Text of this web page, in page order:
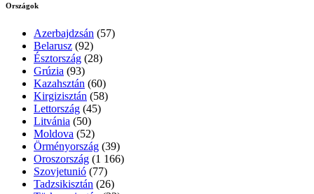
Országok
Azerbajdzsán (57)
Belarusz (92)
Észtország (28)
Grúzia (93)
Kazahsztán (60)
Kirgizisztán (58)
Lettország (45)
Litvánia (50)
Moldova (52)
Örményország (39)
Oroszország (1 166)
Szovjetunió (77)
Tadzsikisztán (26)